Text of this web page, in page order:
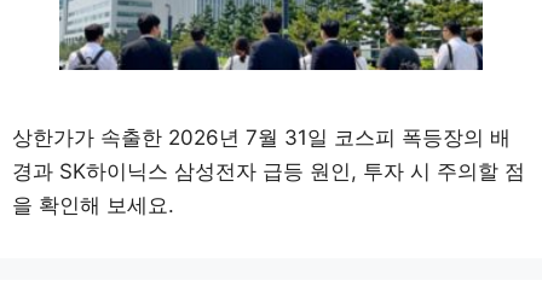
상한가가 속출한 2026년 7월 31일 코스피 폭등장의 배
경과 SK하이닉스 삼성전자 급등 원인, 투자 시 주의할 점
을 확인해 보세요.